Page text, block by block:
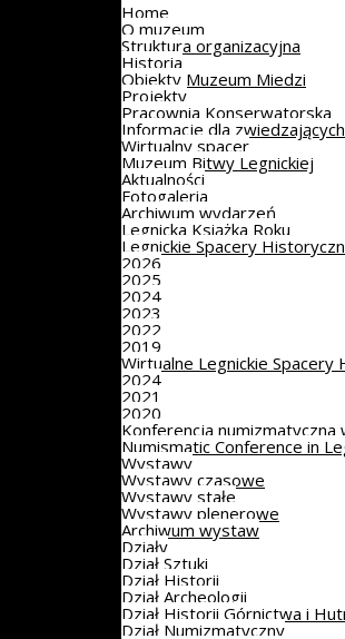
Home
O muzeum
Struktura organizacyjna
Historia
Obiekty Muzeum Miedzi
Projekty
Pracownia Konserwatorska
Informacje dla zwiedzających
Wirtualny spacer
Muzeum Bitwy Legnickiej
Aktualności
Fotogaleria
Archiwum wydarzeń
Legnicka Książka Roku
Legnickie Spacery
2026
2025
2024
2023
2022
2019
Wirtualne Legnickie Spacery
2024
2021
2020
Konferencja numizmatyczna
Numismatic Conference in
Wystawy
Wystawy czasowe
Wystawy stałe
Wystawy plenerowe
Archiwum wystaw
Działy
Dział Sztuki
Dział Historii
Dział Archeologii
Dział Historii Górnictwa i
Dział Numizmatyczny